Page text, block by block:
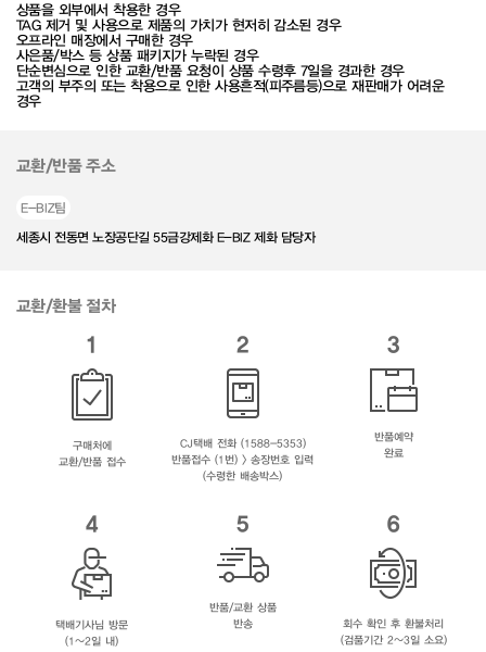
상품을 외부에서 착용한 경우
TAG 제거 및 사용으로 제품의 가치가 현저히 감소된 경우
오프라인 매장에서 구매한 경우
사은품/박스 등 상품 패키지가 누락된 경우
단순변심으로 인한 교환/반품 요청이 상품 수령후 7일을 경과한 경우
고객의 부주의 또는 착용으로 인한 사용흔적(피주름등)으로 재판매가 어려운
경우
교환/반품 주소
E-BIZ팀
세종시 전동면 노장공단길 55금강제화 E-BIZ 제화 담당자
교환/환불 절차
1
구매처에
교환/반품 접수
2
CJ택배 전화 (1588-5353)
반품접수 (1번) > 송장번호 입력
(수령한 배송박스)
3
반품예약
완료
4
택배기사님 방문
(1~2일 내)
5
반품/교환 상품
반송
6
회수 확인 후 환불처리
(검품기간 2~3일 소요)